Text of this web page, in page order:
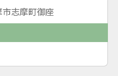
志摩町御座